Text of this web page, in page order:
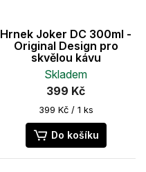
Hrnek Joker DC 300ml -
Original Design pro
skvělou kávu
Skladem
399 Kč
Měrná
cena:
399 Kč / 1 ks
Do košíku